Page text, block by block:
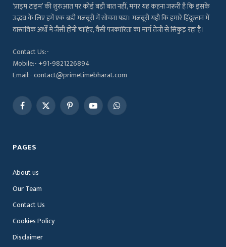
‘प्राइम टाइम’ की शुरुआत पर कोई बड़ी बात नहीं, मगर यह कहना जरूरी है कि इसके
उद्भव के लिए हमें एक बड़ी मजबूरी में सोचना पड़ा। मजबूरी यही कि हमारे हिंदुस्तान में
वास्तविक अर्थों में जैसी होनी चाहिए, वैसी पत्रकारिता का मार्ग तेजी से सिकुड़ रहा है।
Contact Us:-
Mobile:- +91-9821226894
Email:- contact@primetimebharat.com
Facebook
X
PinterestYouTubeWhatsApp
PAGES
About us
Our Team
Contact Us
Cookies Policy
Disclaimer